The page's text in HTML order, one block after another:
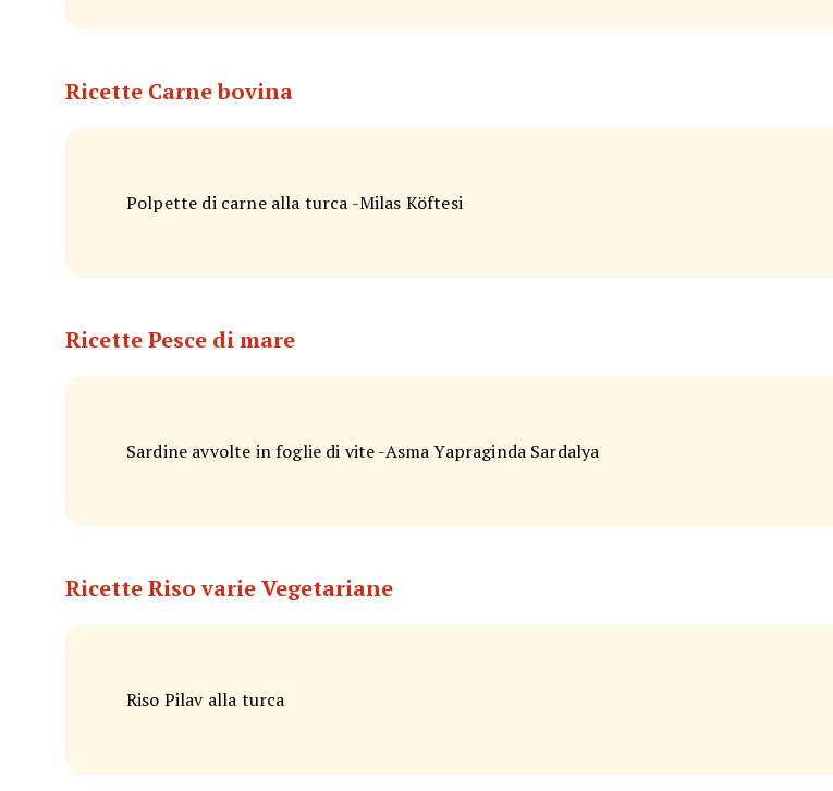
Ricette Carne bovina
Polpette di carne alla turca -Milas Köftesi
Ricette Pesce di mare
Sardine avvolte in foglie di vite -Asma Yapraginda Sardalya
Ricette Riso varie Vegetariane
Riso Pilav alla turca